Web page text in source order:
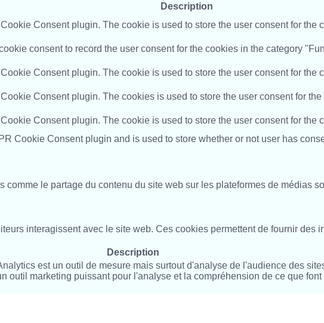
Description
Consent plugin. The cookie is used to store the user consent for the
consent to record the user consent for the cookies in the category
Consent plugin. The cookie is used to store the user consent for the
Consent plugin. The cookies is used to store the user consent for
Consent plugin. The cookie is used to store the user consent for the
Cookie Consent plugin and is used to store whether or not user has
le partage du contenu du site web sur les plateformes de médias
interagissent avec le site web. Ces cookies permettent de fournir des
Description
est un outil de mesure mais surtout d'analyse de l'audience des
outil marketing puissant pour l'analyse et la compréhension de ce que
et des campagnes de marketing pertinentes. Ces cookies suivent les